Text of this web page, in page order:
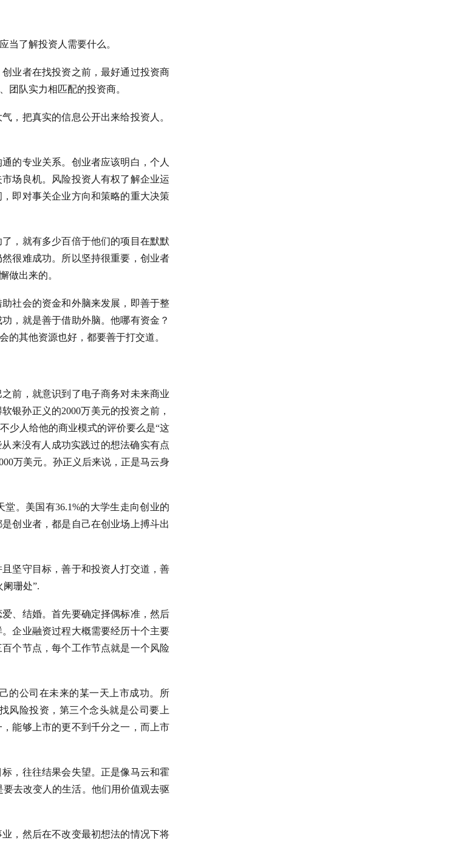
当了解投资人需要什么。
业者在找投资之前，最好通过投资商
团队实力相匹配的投资商。
，把真实的信息公开出来给投资人。
的专业关系。创业者应该明白，个人
场良机。风险投资人有权了解企业运
即对事关企业方向和策略的重大决策
，就有多少百倍于他们的项目在默默
很难成功。所以坚持很重要，创业者
做出来的。
社会的资金和外脑来发展，即善于整
，就是善于借助外脑。他哪有资金？
的其他资源也好，都要善于打交道。
前，就意识到了电子商务对未来商业
银孙正义的2000万美元的投资之前，
少人给他的商业模式的评价要么是“这
来没有人成功实践过的想法确实有点
万美元。孙正义后来说，正是马云身
。美国有36.1%的大学生走向创业的
创业者，都是自己在创业场上搏斗出
坚守目标，善于和投资人打交道，善
珊处”.
、结婚。首先要确定择偶标准，然后
企业融资过程大概需要经历十个主要
个节点，每个工作节点就是一个风险
的公司在未来的某一天上市成功。所
风险投资，第三个念头就是公司要上
能够上市的更不到千分之一，而上市
，往往结果会失望。正是像马云和霍
去改变人的生活。他们用价值观去驱
，然后在不改变最初想法的情况下将